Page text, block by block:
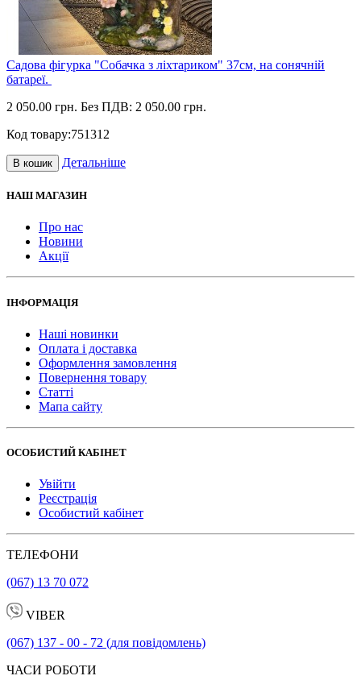
Садова фігурка "Собачка з ліхтариком" 37см, на сонячній
батареї.
2 050.00 грн. Без ПДВ: 2 050.00 грн.
Код товару:751312
В кошик Детальніше
НАШ МАГАЗИН
Про нас
Новини
Акції
ІНФОРМАЦІЯ
Наші новинки
Оплата і доставка
Оформлення замовлення
Повернення товару
Статті
Мапа сайту
ОСОБИСТИЙ КАБІНЕТ
Увійти
Реєстрація
Особистий кабінет
ТЕЛЕФОНИ
(067) 13 70 072
VIBER
(067) 137 - 00 - 72 (для повідомлень)
ЧАСИ РОБОТИ